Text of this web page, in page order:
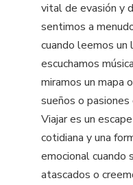
vital de evasión y
sentimos a
cuando leemos un
escuchamos
miramos un mapa
sueños o
Viajar es un
cotidiana y una
emocional cuando
atascados o